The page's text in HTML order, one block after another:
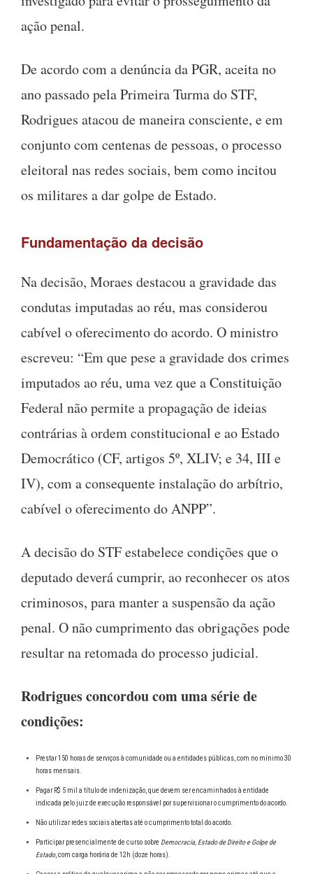
ação penal.
De acordo com a denúncia da PGR, aceita no
ano passado pela Primeira Turma do STF,
Rodrigues atacou de maneira consciente, e em
conjunto com centenas de pessoas, o processo
eleitoral nas redes sociais, bem como incitou
os militares a dar golpe de Estado.
Fundamentação da decisão
Na decisão, Moraes destacou a gravidade das
condutas imputadas ao réu, mas considerou
cabível o oferecimento do acordo. O ministro
escreveu: “Em que pese a gravidade dos crimes
imputados ao réu, uma vez que a Constituição
Federal não permite a propagação de ideias
contrárias à ordem constitucional e ao Estado
Democrático (CF, artigos 5º, XLIV; e 34, III e
IV), com a consequente instalação do arbítrio,
cabível o oferecimento do ANPP”.
A decisão do STF estabelece condições que o
deputado deverá cumprir, ao reconhecer os atos
criminosos, para manter a suspensão da ação
penal. O não cumprimento das obrigações pode
resultar na retomada do processo judicial.
Rodrigues concordou com uma série de
condições:
Prestar 150 horas de serviços à comunidade ou a entidades públicas, com no mínimo 30
horas mensais.
Pagar R$ 5 mil a título de indenização, que devem ser encaminhados à entidade
indicada pelo juiz de execução responsável por supervisionar o cumprimento do acordo.
Não utilizar redes sociais abertas até o cumprimento total do acordo.
Participar presencialmente de curso sobre Democracia, Estado de Direito e Golpe de
Estado, com carga horária de 12h (doze horas).